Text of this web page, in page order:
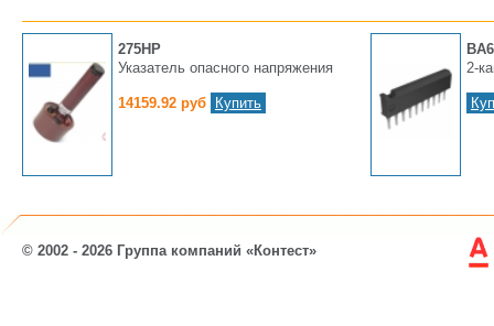
275HP
Указатель опасного напряжения
14159.92 руб Купить
2-
© 2002 - 2026 Группа компаний «Контест»